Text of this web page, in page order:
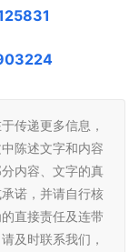
传递更多信息，
陈述文字和内容
内容、文字的真
诺，并请自行核
直接责任及连带
及时联系我们，